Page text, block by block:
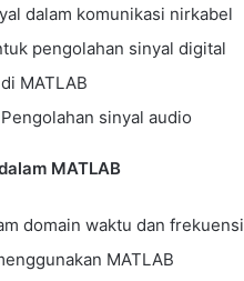
dalam komunikasi nirkabel
pengolahan sinyal digital
MATLAB
sinyal audio
MATLAB
domain waktu dan frekuensi
MATLAB